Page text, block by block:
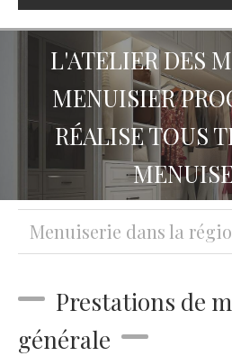
L'ATELIER DES
MENUISIER
RÉALISE TOUS
Menuiserie dans la
Prestations de
générale